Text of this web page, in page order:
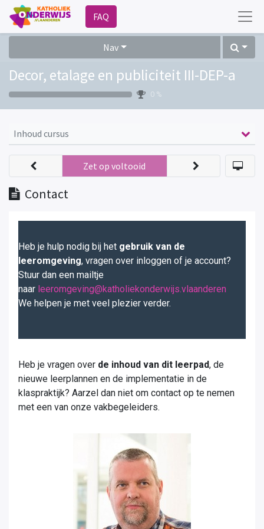
FAQ
Nav
Decor, etalage en publiciteit III-DEP-a
0 %
Inhoud cursus
Contact
Zet op voltooid
Heb je hulp nodig bij het gebruik van de
leeromgeving, vragen over inloggen of je account?
Stuur dan een mailtje
naar leeromgeving@katholiekonderwijs.vlaanderen
We helpen je met veel plezier verder.
Heb je vragen over de inhoud van dit leerpad, de
nieuwe leerplannen en de implementatie in de
klaspraktijk? Aarzel dan niet om contact op te nemen
met een van onze vakbegeleiders.